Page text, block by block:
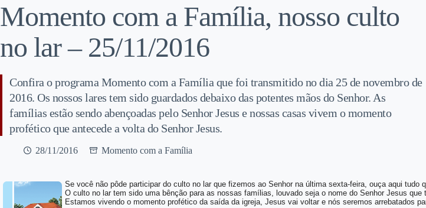
Momento com a Família, nosso culto
no lar – 25/11/2016
Confira o programa Momento com a Família que foi transmitido no dia 25 de novembro de
2016. Os nossos lares tem sido guardados debaixo das potentes mãos do Senhor. As
famílias estão sendo abençoadas pelo Senhor Jesus e nossas casas vivem o momento
profético que antecede a volta do Senhor Jesus.
28/11/2016 Momento com a Família
Se você não pôde participar do culto no lar que fizemos ao Senhor na última sexta-feira, ouça aqui tudo
O culto no lar tem sido uma bênção para as nossas famílias, louvado seja o nome do Senhor Jesus
Estamos vivendo o momento profético da saída da igreja, Jesus vai voltar e nós seremos arrebatados